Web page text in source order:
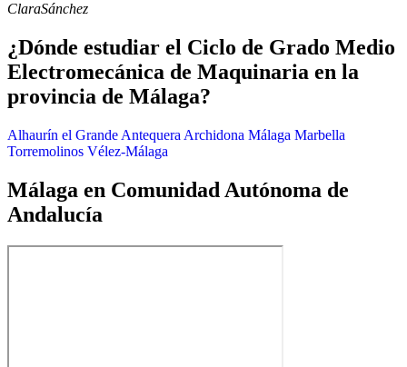
ClaraSánchez
¿Dónde estudiar el Ciclo de Grado Medio
Electromecánica de Maquinaria en la
provincia de Málaga?
Alhaurín el Grande Antequera Archidona Málaga Marbella
Torremolinos Vélez-Málaga
Málaga en Comunidad Autónoma de
Andalucía